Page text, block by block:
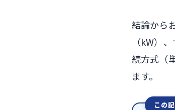
結論から
（kW）
続方式（
ます。
この